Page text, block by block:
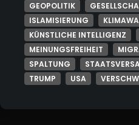
GEOPOLITIK
ISLAMISIERUNG
KÜNSTLICHE INTELLIGENZ
MEINUNGSFREIHEIT
SPALTUNG
TRUMP
USA